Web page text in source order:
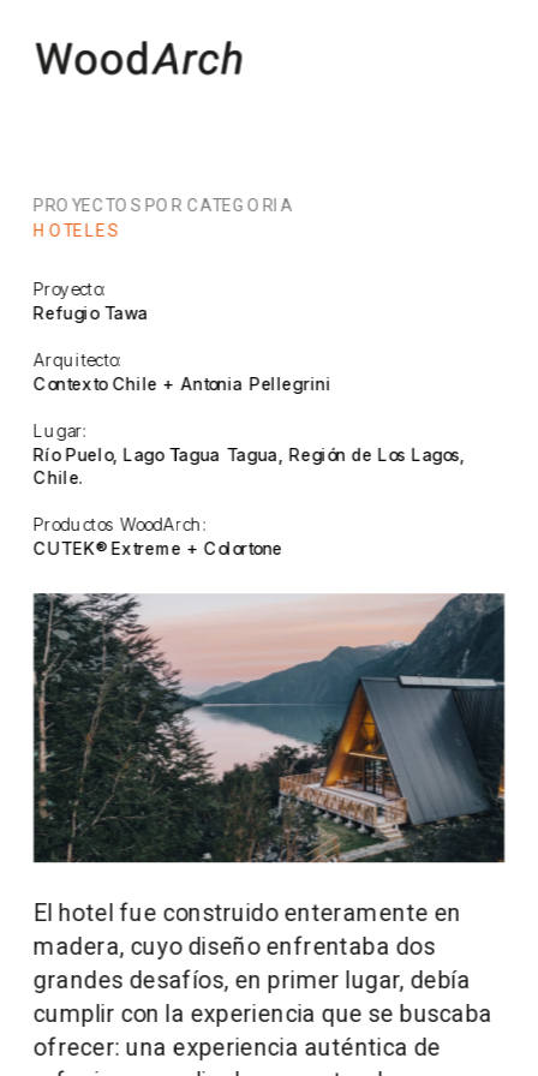
PROYECTOS POR CATEGORIA
HOTELES
Proyecto:
Refugio Tawa
Arquitecto:
Contexto Chile + Antonia Pellegrini
Lugar:
Río Puelo, Lago Tagua Tagua, Región de Los Lagos,
Chile.
Productos WoodArch:
CUTEK® Extreme + Colortone
El hotel fue construido enteramente en
madera, cuyo diseño enfrentaba dos
grandes desafíos, en primer lugar, debía
cumplir con la experiencia que se buscaba
ofrecer: una experiencia auténtica de